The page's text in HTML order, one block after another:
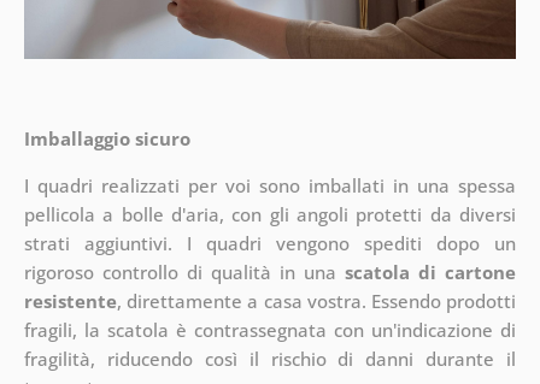
Imballaggio sicuro
I quadri realizzati per voi sono imballati in una spessa
pellicola a bolle d'aria, con gli angoli protetti da diversi
strati aggiuntivi. I quadri vengono spediti dopo un
rigoroso controllo di qualità in unascatola di cartone
resistente, direttamente a casa vostra. Essendo prodotti
fragili, la scatola è contrassegnata con un'indicazione di
fragilità, riducendo così il rischio di danni durante il